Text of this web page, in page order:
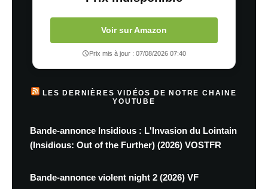
Voir sur Amazon
Prix mis à jour : 07/08/2026 07:40
LES DERNIÈRES VIDÉOS DE NOTRE CHAINE
YOUTUBE
Bande-annonce Insidious : L'Invasion du Lointain
(Insidious: Out of the Further) (2026) VOSTFR
Bande-annonce violent night 2 (2026) VF